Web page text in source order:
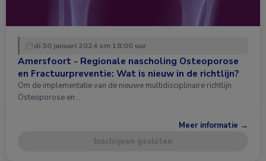
di 30 januari 2024 om 18:00 uur
Amersfoort - Regionale nascholing Osteoporose
en Fractuurpreventie: Wat is nieuw in de richtlijn?
Om de implementatie van de nieuwe multidisciplinaire richtlijn
Osteoporose en …
Meer informatie →
Inschrijven gesloten